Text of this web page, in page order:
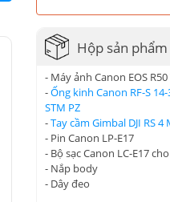
Hộp sản
- Máy ảnh Canon EOS
-Ống kinh Canon RF-S
STM PZ
-Tay cầm Gimbal DJI RS 4
- Pin Canon LP-E17
- Bộ sạc Canon LC-E17
- Nắp body
- Dây đeo